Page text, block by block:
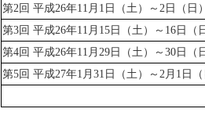
第2回 平成26年11月1日（土）～2日（日）
第3回 平成26年11月15日（土）～16日（
第4回 平成26年11月29日（土）～30日（
第5回 平成27年1月31日（土）～2月1日（